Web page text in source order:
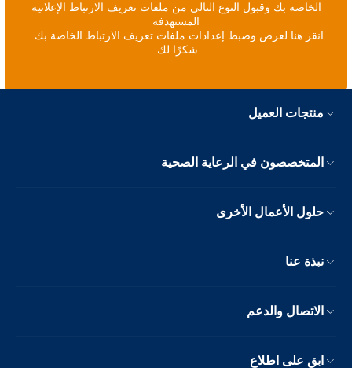
الخاصة بك وقبول النوع التالي من ملفات تعريف الارتباط الإعلانية
المستهدفة
انقر هنا لعرض وضبط إعدادات ملفات تعريف الارتباط الخاصة بك.
شكرًا لك.
منتجات العميل
المتخصصون في الرعاية الصحية
حلول الأعمال الأخرى
نبذة عنا
الاتصال والدعم
ابق على اطلاع